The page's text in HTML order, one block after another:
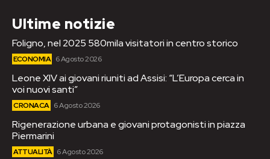
Ultime notizie
Foligno, nel 2025 580mila visitatori in centro storico
ECONOMIA 6 Agosto 2026
Leone XIV ai giovani riuniti ad Assisi: “L’Europa cerca in
voi nuovi santi”
CRONACA 6 Agosto 2026
Rigenerazione urbana e giovani protagonisti in piazza
Piermarini
ATTUALITÀ 6 Agosto 2026